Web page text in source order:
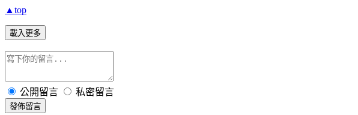
▲top
載入更多
公開留言 私密留言
發佈留言